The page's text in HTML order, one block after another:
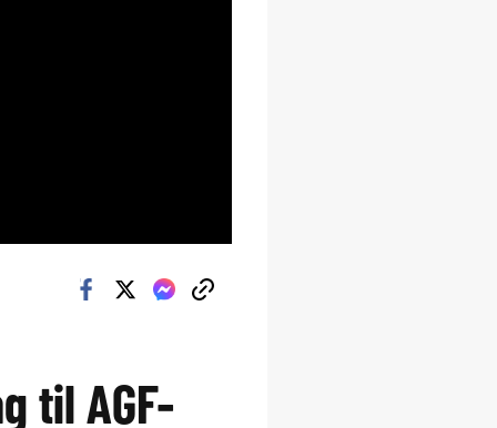
til AGF-